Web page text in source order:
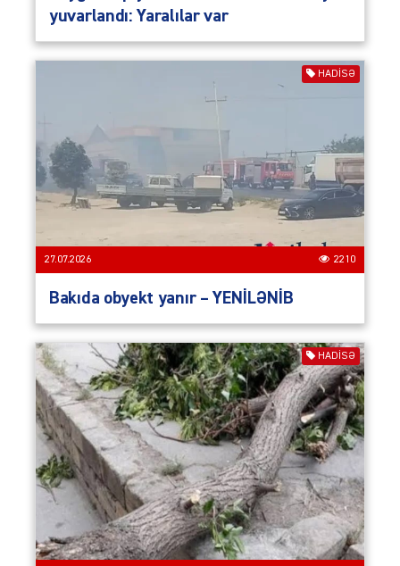
yuvarlandı: Yaralılar var
HADISƏ
27.07.2026 2210
Bakıda obyekt yanır – YENİLƏNİB
HADISƏ